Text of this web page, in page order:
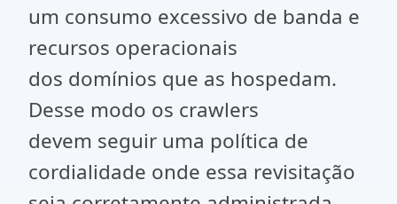
um consumo excessivo de banda e
recursos operacionais
dos domínios que as hospedam.
Desse modo os crawlers
devem seguir uma política de
cordialidade onde essa revisitação